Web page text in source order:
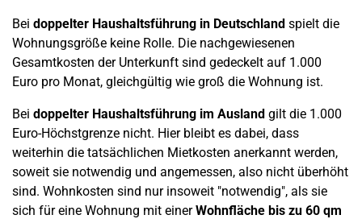
Bei doppelter Haushaltsführung in Deutschland spielt die
Wohnungsgröße keine Rolle. Die nachgewiesenen
Gesamtkosten der Unterkunft sind gedeckelt auf 1.000
Euro pro Monat, gleichgültig wie groß die Wohnung ist.
Bei doppelter Haushaltsführung im Ausland gilt die 1.000
Euro-Höchstgrenze nicht. Hier bleibt es dabei, dass
weiterhin die tatsächlichen Mietkosten anerkannt werden,
soweit sie notwendig und angemessen, also nicht überhöht
sind. Wohnkosten sind nur insoweit "notwendig", als sie
sich für eine Wohnung mit einerWohnfläche bis zu 60 qm